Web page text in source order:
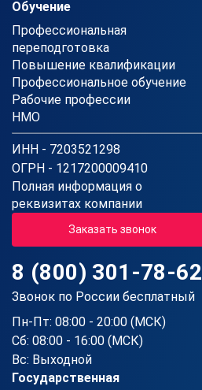
Обучение
Профессиональная
переподготовка
Повышение квалификации
Профессиональное обучение
Рабочие профессии
НМО
ИНН - 7203521298
ОГРН - 1217200009410
Полная информация о
реквизитах компании
Заказать звонок
8 (800) 301-78-62
Звонок по России бесплатный
Пн-Пт: 08:00 - 20:00 (МСК)
Сб: 08:00 - 16:00 (МСК)
Вс: Выходной
Государственная